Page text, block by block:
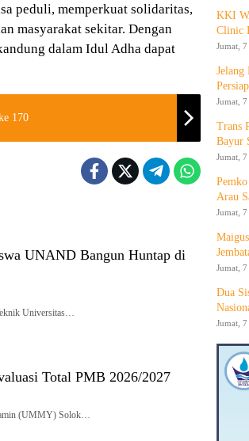
peduli, memperkuat solidaritas,
masyarakat sekitar. Dengan
dalam Idul Adha dapat
170
UNAND Bangun Huntap di
Universitas…
Total PMB 2026/2027
(UMMY) Solok…
KKI
Clinic
Jumat,
Jelang
Jumat,
Trans
Bayur
Jumat,
Arau
Jumat,
Jumat,
Dua
Jumat,